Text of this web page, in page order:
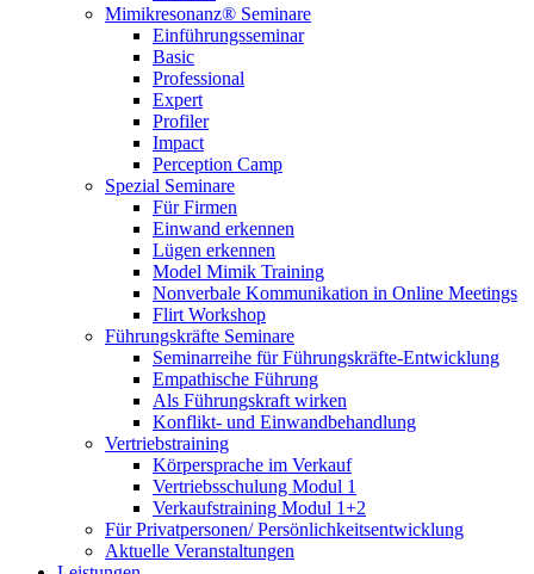
Mimikresonanz® Seminare
Einführungsseminar
Basic
Professional
Expert
Profiler
Impact
Perception Camp
Spezial Seminare
Für Firmen
Einwand erkennen
Lügen erkennen
Model Mimik Training
Nonverbale Kommunikation in Online Meetings
Flirt Workshop
Führungskräfte Seminare
Seminarreihe für Führungskräfte-Entwicklung
Empathische Führung
Als Führungskraft wirken
Konflikt- und Einwandbehandlung
Vertriebstraining
Körpersprache im Verkauf
Vertriebsschulung Modul 1
Verkaufstraining Modul 1+2
Für Privatpersonen/ Persönlichkeitsentwicklung
Aktuelle Veranstaltungen